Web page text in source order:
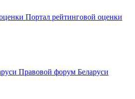
Портал рейтинговой оценки
Правовой форум Беларуси